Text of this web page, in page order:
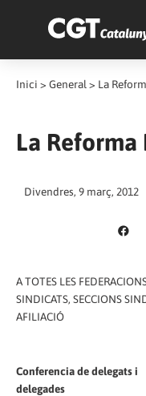
Inici > General > La
La
Divendres, 9 març, 2012
A TOTES LES
SINDICATS, SECCIONS
AFILIACIÓ
Conferencia de delegats i
delegades